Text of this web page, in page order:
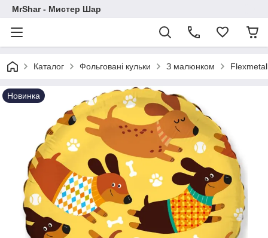
MrShar - Мистер Шар
Каталог Фольговані кульки З малюнком
Новинка